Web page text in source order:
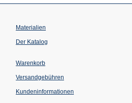
Materialien
Der Katalog
Warenkorb
Versandgebühren
Kundeninformationen